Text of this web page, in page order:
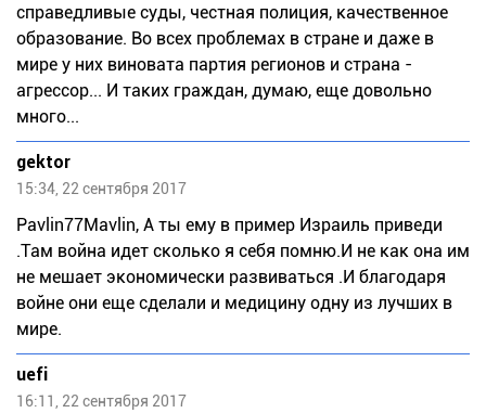
справедливые суды, честная полиция, качественное
образование. Во всех проблемах в стране и даже в
мире у них виновата партия регионов и страна -
агрессор... И таких граждан, думаю, еще довольно
много...
gektor
15:34, 22 сентября 2017
Pаvlin77Маvlin, А ты ему в пример Израиль приведи
.Там война идет сколько я себя помню.И не как она им
не мешает экономически развиваться .И благодаря
войне они еще сделали и медицину одну из лучших в
мире.
uefi
16:11, 22 сентября 2017